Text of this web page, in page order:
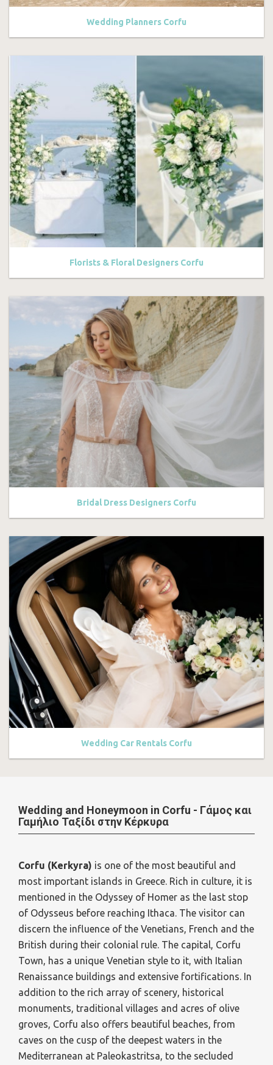
Wedding Planners Corfu
Florists & Floral Designers Corfu
Βridal Dress Designers Corfu
Wedding Car Rentals Corfu
Wedding and Honeymoon in Corfu - Γάμος και
Γαμήλιο Ταξίδι στην Κέρκυρα
Corfu (Kerkyra) is one of the most beautiful and
most important islands in Greece. Rich in culture, it is
mentioned in the Odyssey of Homer as the last stop
of Odysseus before reaching Ithaca. The visitor can
discern the influence of the Venetians, French and the
British during their colonial rule. The capital, Corfu
Town, has a unique Venetian style to it, with Italian
Renaissance buildings and extensive fortifications. In
addition to the rich array of scenery, historical
monuments, traditional villages and acres of olive
groves, Corfu also offers beautiful beaches, from
caves on the cusp of the deepest waters in the
Mediterranean at Paleokastritsa, to the secluded